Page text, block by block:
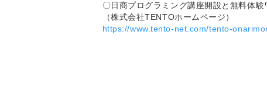
〇日商プログラミング講座開設と無料体
（株式会社TENTOホームページ）
https://www.tento-net.com/tento-